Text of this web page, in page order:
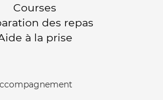
Courses
des repas
à la prise